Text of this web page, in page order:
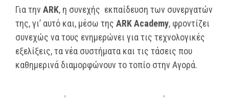
Για την ARK, η συνεχής εκπαίδευση των συνεργατών
της, γι’ αυτό και, μέσω της ARKAcademy, φροντίζει
συνεχώς να τους ενημερώνει για τις τεχνολογικές
εξελίξεις, τα νέα συστήματα και τις τάσεις που
καθημερινά διαμορφώνουν το τοπίο στην Αγορά.